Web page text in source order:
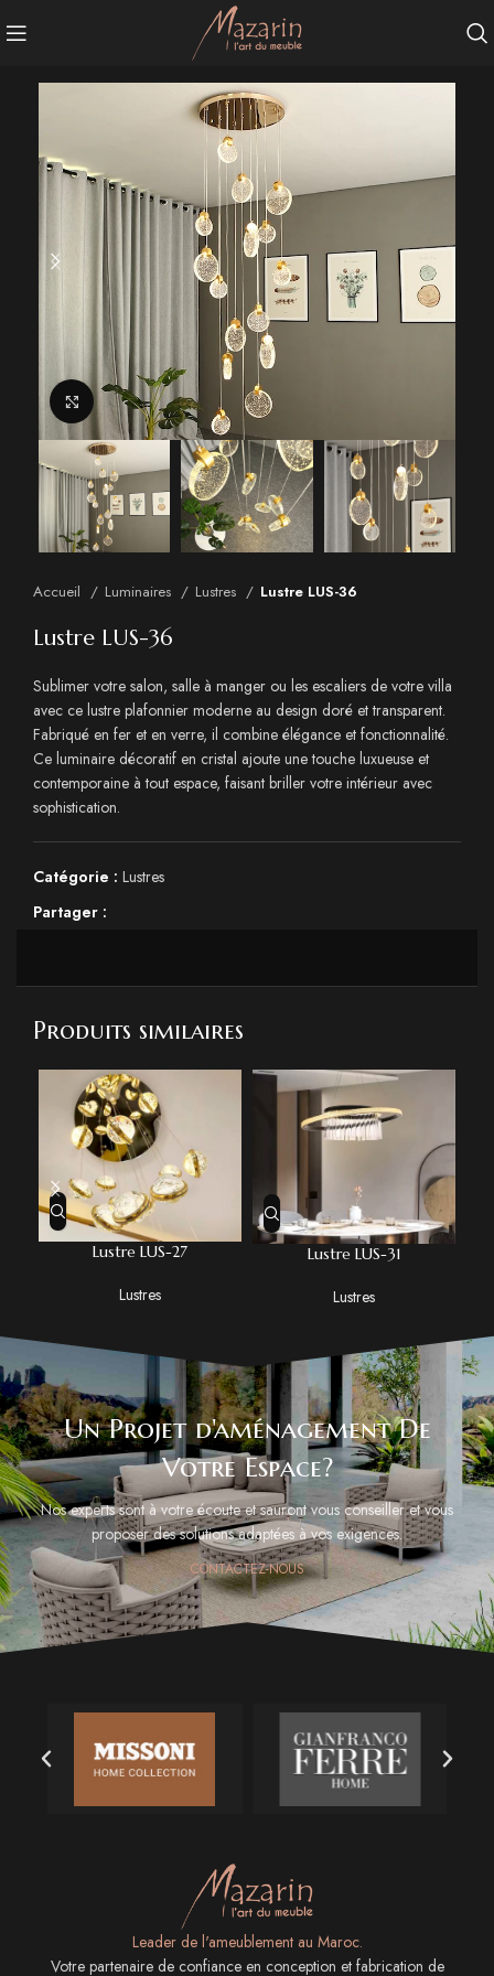
Agrandir
Accueil Luminaires Lustres Lustre LUS-36
Lustre LUS-36
Sublimer votre salon, salle à manger ou les escaliers de votre villa
avec ce lustre plafonnier moderne au design doré et transparent.
Fabriqué en fer et en verre, il combine élégance et fonctionnalité.
Ce luminaire décoratif en cristal ajoute une touche luxueuse et
contemporaine à tout espace, faisant briller votre intérieur avec
sophistication.
Catégorie : Lustres
Partager :
Produits similaires
Lustre LUS-27
Lustres
Lustre LUS-31
Lustres
Un Projet d'aménagement De
Votre Espace?
Nos experts sont à votre écoute et sauront vous conseiller et vous
proposer des solutions adaptées à vos exigences.
CONTACTEZ-NOUS
Leader de l'ameublement au Maroc.
Votre partenaire de confiance en conception et fabrication de